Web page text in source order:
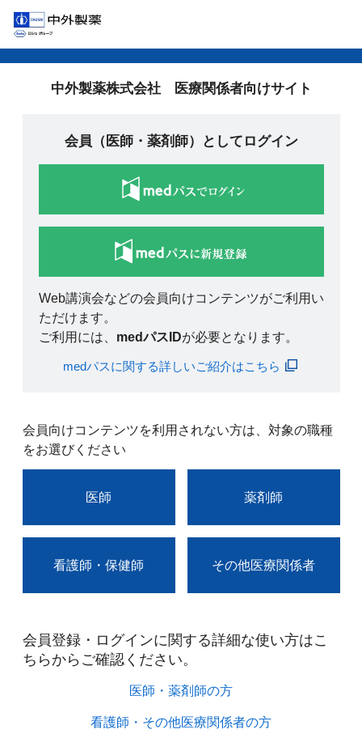
中外製薬株式会社 医療関係者向けサイト
会員（医師・薬剤師）としてログイン
Web講演会などの会員向けコンテンツがご利用い
ただけます。
ご利用には、 medパスIDが必要となります。
medパスに関する詳しいご紹介はこちら
会員向けコンテンツを利用されない方は、対象の職種
をお選びください
医師 薬剤師
看護師・保健師 その他医療関係者
会員登録・ログインに関する詳細な使い方はこ
ちらからご確認ください。​
医師・薬剤師の方​
看護師・その他医療関係者の方​